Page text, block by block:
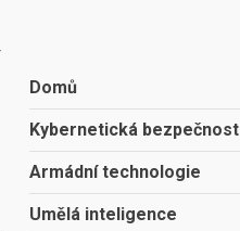
Domů
Kybernetická bezpečnost
Armádní technologie
Umělá inteligence